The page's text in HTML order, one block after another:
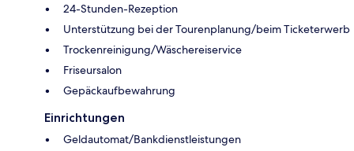
24-Stunden-Rezeption
Unterstützung bei der Tourenplanung/beim Ticketerwerb
Trockenreinigung/Wäschereiservice
Friseursalon
Gepäckaufbewahrung
Einrichtungen
Geldautomat/Bankdienstleistungen